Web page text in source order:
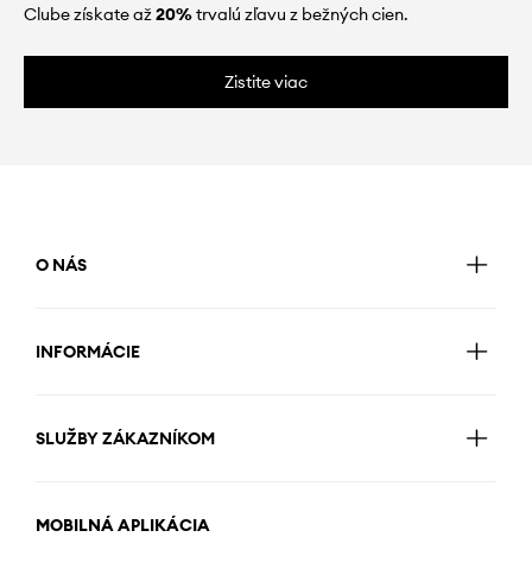
Clube získate až20%trvalú zľavu z bežných cien.
Zistite viac
O NÁS
INFORMÁCIE
SLUŽBY ZÁKAZNÍKOM
MOBILNÁ APLIKÁCIA